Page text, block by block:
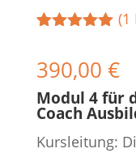
von 5,
basierend
auf
Kundenbewe
(1
390,00 €
Modul 4 für
Coach
Kursleitung: